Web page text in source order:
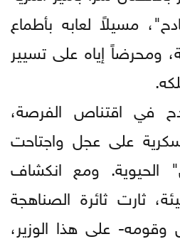
مسيلاً لعابه بأطماع
ومحرضاً إياه على تسيير
في اقتناص الفرصة،
على عجل واجتاحت
ومع انكشاف
ثارت ثائرة الصناهجة
وقومه- على هذا الوزير،